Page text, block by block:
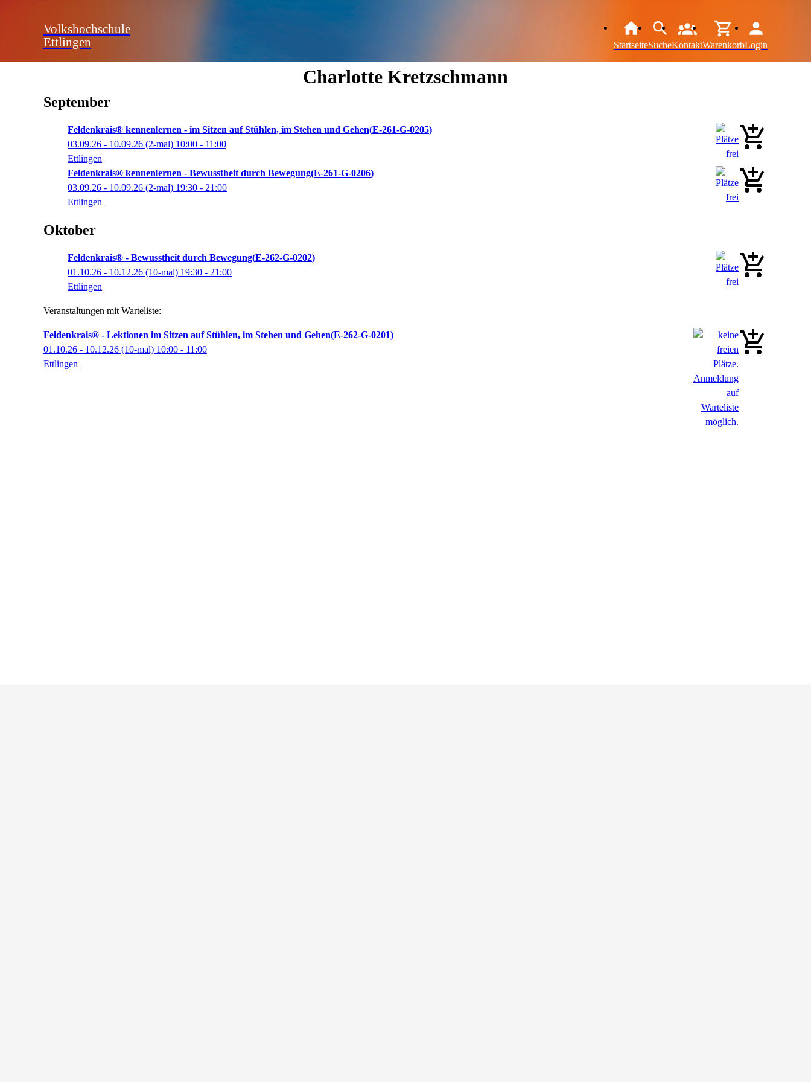
Volkshochschule
Ettlingen
StartseiteSucheKontaktWarenkorbLogin
Charlotte Kretzschmann
September
Feldenkrais® kennenlernen - im Sitzen auf Stühlen, im Stehen und Gehen E-261-G-0205
03.09.26 - 10.09.26 (2-mal) 10:00 - 11:00
Ettlingen
Feldenkrais® kennenlernen - Bewusstheit durch Bewegung E-261-G-0206
03.09.26 - 10.09.26 (2-mal) 19:30 - 21:00
Ettlingen
Oktober
Feldenkrais® - Bewusstheit durch Bewegung E-262-G-0202
01.10.26 - 10.12.26 (10-mal) 19:30 - 21:00
Ettlingen
Veranstaltungen mit Warteliste:
Feldenkrais® - Lektionen im Sitzen auf Stühlen, im Stehen und Gehen E-262-G-0201
01.10.26 - 10.12.26 (10-mal) 10:00 - 11:00
Ettlingen